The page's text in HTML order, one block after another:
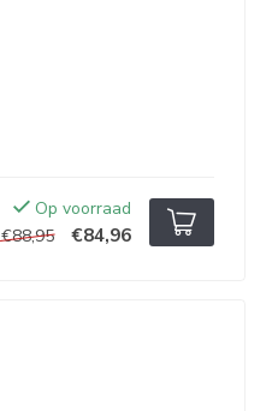
Op voorraad
€88,95
€84,96